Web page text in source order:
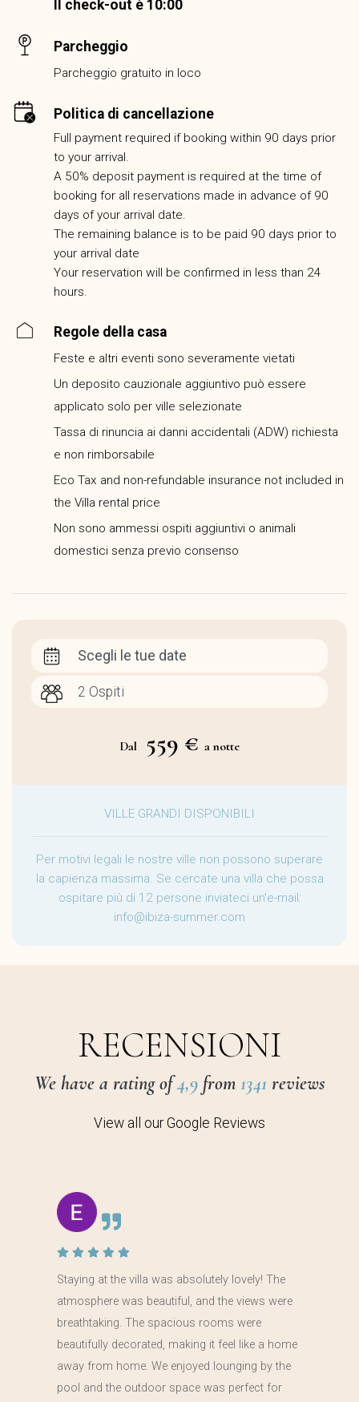
Il check-out è 10:00
Parcheggio
Parcheggio gratuito in loco
Politica di cancellazione
Full payment required if booking within 90 days prior
to your arrival.
A 50% deposit payment is required at the time of
booking for all reservations made in advance of 90
days of your arrival date.
The remaining balance is to be paid 90 days prior to
your arrival date
Your reservation will be confirmed in less than 24
hours.
Regole della casa
Feste e altri eventi sono severamente vietati
Un deposito cauzionale aggiuntivo può essere
applicato solo per ville selezionate
Tassa di rinuncia ai danni accidentali (ADW) richiesta
e non rimborsabile
Eco Tax and non-refundable insurance not included in
the Villa rental price
Non sono ammessi ospiti aggiuntivi o animali
domestici senza previo consenso
Scegli le tue date
Dal 559 € a notte
VILLE GRANDI DISPONIBILI
Per motivi legali le nostre ville non possono superare
la capienza massima. Se cercate una villa che possa
ospitare più di 12 persone inviateci un'e-mail:
info@ibiza-summer.com
RECENSIONI
We have a rating of4,9from 1341 reviews
View all our Google Reviews
Staying at the villa was absolutely lovely! The
atmosphere was beautiful, and the views were
breathtaking. The spacious rooms were
beautifully decorated, making it feel like a home
away from home. We enjoyed lounging by the
pool and the outdoor space was perfect for